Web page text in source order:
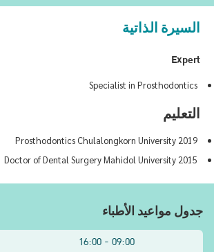
السيرة الذاتية
Expert
Specialist in Prosthodontics
التعليم
2019 Prosthodontics Chulalongkorn University
2015 Doctor of Dental Surgery Mahidol University
جدول مواعيد الأطباء
09:00 - 16:00